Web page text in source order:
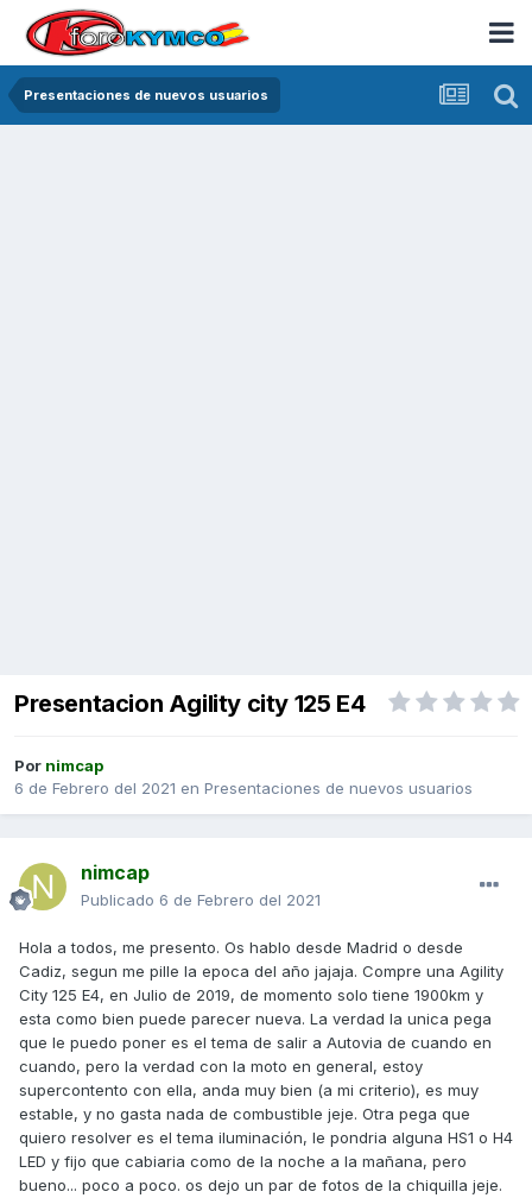
Presentaciones de nuevos usuarios
Presentacion Agility city 125 E4
Por nimcap
6 de Febrero del 2021 en Presentaciones de nuevos usuarios
nimcap
Publicado 6 de Febrero del 2021
Hola a todos, me presento. Os hablo desde Madrid o desde
Cadiz, segun me pille la epoca del año jajaja. Compre una Agility
City 125 E4, en Julio de 2019, de momento solo tiene 1900km y
esta como bien puede parecer nueva. La verdad la unica pega
que le puedo poner es el tema de salir a Autovia de cuando en
cuando, pero la verdad con la moto en general, estoy
supercontento con ella, anda muy bien (a mi criterio), es muy
estable, y no gasta nada de combustible jeje. Otra pega que
quiero resolver es el tema iluminación, le pondria alguna HS1 o H4
LED y fijo que cabiaria como de la noche a la mañana, pero
bueno... poco a poco. os dejo un par de fotos de la chiquilla jeje.